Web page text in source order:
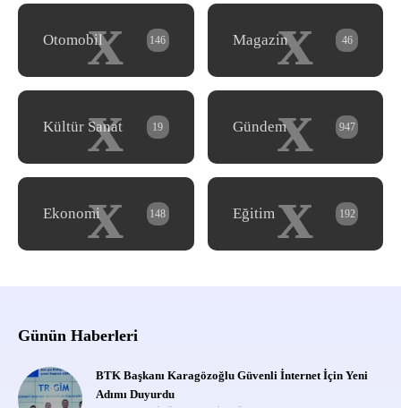
x
Otomobil 146 x
Magazin 46
x
Kültür Sanat 19 x
Gündem 947
x
Ekonomi 148 x
Eğitim 192
Günün Haberleri
BTK Başkanı Karagözoğlu Güvenli İnternet İçin Yeni
Adımı Duyurdu